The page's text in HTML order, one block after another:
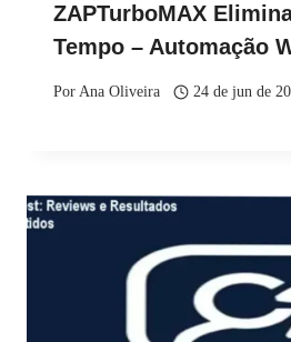
ZAPTurboMAX
Tempo – Automação
PorAna Oliveira 24 de jun de